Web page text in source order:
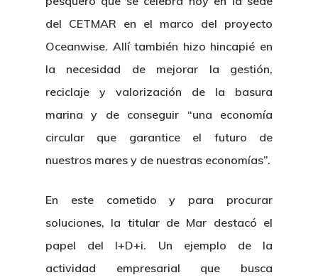
del CETMAR en el marco del proyecto
Oceanwise. Allí también hizo hincapié en
la necesidad de mejorar la gestión,
reciclaje y valorización de la basura
marina y de conseguir “una economía
circular que garantice el futuro de
nuestros mares y de nuestras economías”.
En este cometido y para procurar
soluciones, la titular de Mar destacó el
papel del I+D+i. Un ejemplo de la
actividad empresarial que busca